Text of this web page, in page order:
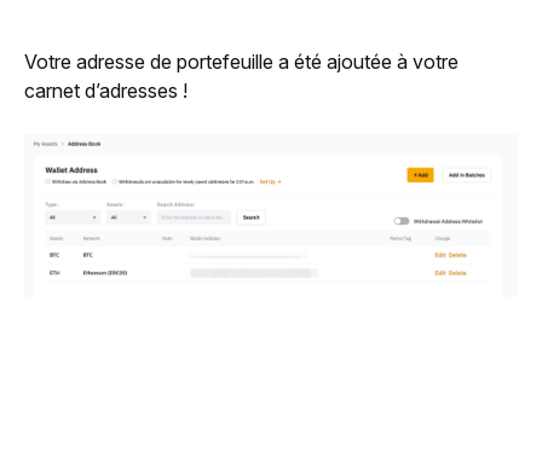
Votre adresse de portefeuille a été ajoutée à votre
carnet d’adresses !